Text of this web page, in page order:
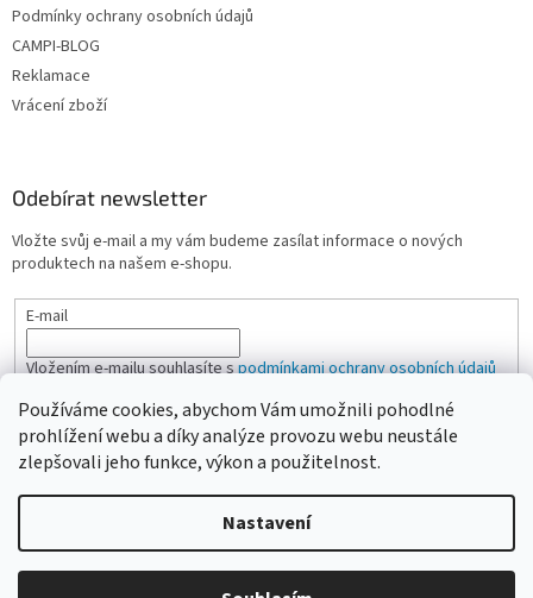
Používáme cookies, abychom Vám umožnili pohodlné
prohlížení webu a díky analýze provozu webu neustále
zlepšovali jeho funkce, výkon a použitelnost.
Nastavení
Podmínky ochrany osobních údajů
CAMPI-BLOG
Reklamace
Vrácení zboží
Odebírat newsletter
Vložte svůj e-mail a my vám budeme zasílat informace o nových
produktech na našem e-shopu.
E-mail
Vložením e-mailu souhlasíte spodmínkami ochrany osobních údajů
PŘIHLÁSIT SE
Vytvořil Shoptet